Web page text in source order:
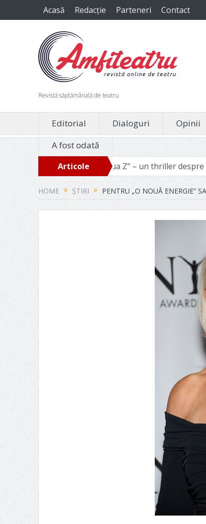
Acasă Redacție Parteneri Contact
Revistă săptămânală de teatru
Editorial Dialoguri Opinii
A fost odată
Articole
recente
„Ziua Z” – un thriller despre filozofia binelui
HOME ȘTIRI PENTRU „O NOUĂ ENERGIE”